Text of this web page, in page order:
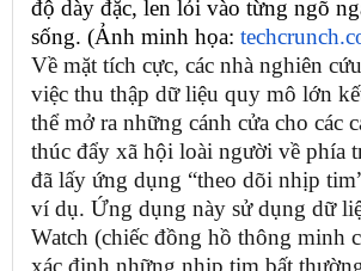
độ dày đặc, len lỏi vào từng ngõ
sống. (Ảnh minh họa:
Về mặt tích cực, các nhà nghiên
việc thu thập dữ liệu quy mô lớn
thể mở ra những cánh cửa cho các
thúc đẩy xã hội loài người về phía
đã lấy ứng dụng “theo dõi nhịp
ví dụ. Ứng dụng này sử dụng dữ
Watch (chiếc đồng hồ thông minh
xác định những nhịp tim bất